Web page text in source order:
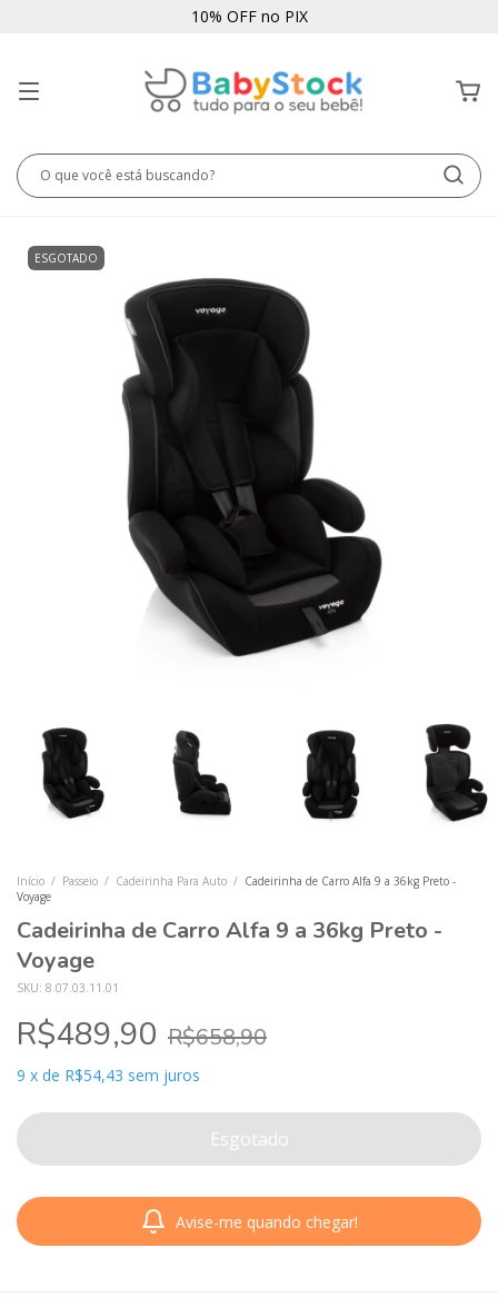
10% OFF no PIX
ESGOTADO
Início / Passeio / Cadeirinha Para Auto / Cadeirinha de Carro Alfa 9 a 36kg Preto -
Voyage
Cadeirinha de Carro Alfa 9 a 36kg Preto -
Voyage
SKU: 8.07.03.11.01
R$489,90 R$658,90
9 x de R$54,43 sem juros
Avise-me quando chegar!